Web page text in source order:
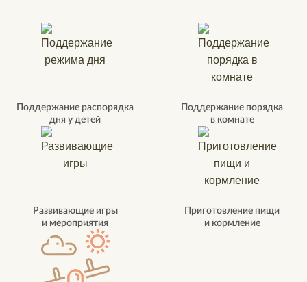
Поддержание распорядка
дня у детей
Поддержание порядка
в комнате
Развивающие игры
и мероприятия
Приготовление пищи
и кормление